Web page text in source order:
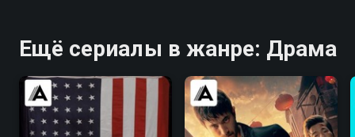
Ещё сериалы в жанре: Драма